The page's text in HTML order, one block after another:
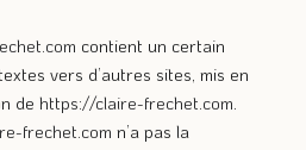
contient un certain
vers d’autres sites, mis en
de https://claire-frechet.com.
frechet.com n’a pas la